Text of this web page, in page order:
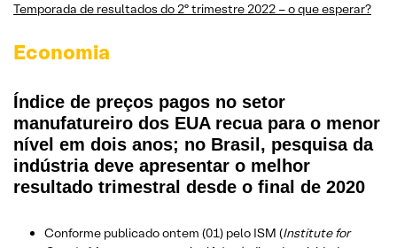
Temporada de resultados do 2º trimestre 2022 – o que esperar?
Economia
Índice de preços pagos no setor
manufatureiro dos EUA recua para o menor
nível em dois anos; no Brasil, pesquisa da
indústria deve apresentar o melhor
resultado trimestral desde o final de 2020
Conforme publicado ontem (01) pelo ISM (Institute for